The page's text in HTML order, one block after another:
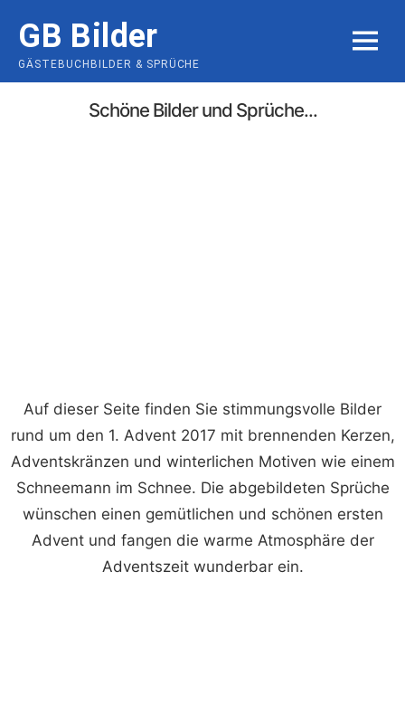
content
GB Bilder
GÄSTEBUCHBILDER & SPRÜCHE
MENU
Schöne Bilder und Sprüche...
Auf dieser Seite finden Sie stimmungsvolle Bilder
rund um den 1. Advent 2017 mit brennenden Kerzen,
Adventskränzen und winterlichen Motiven wie einem
Schneemann im Schnee. Die abgebildeten Sprüche
wünschen einen gemütlichen und schönen ersten
Advent und fangen die warme Atmosphäre der
Adventszeit wunderbar ein.